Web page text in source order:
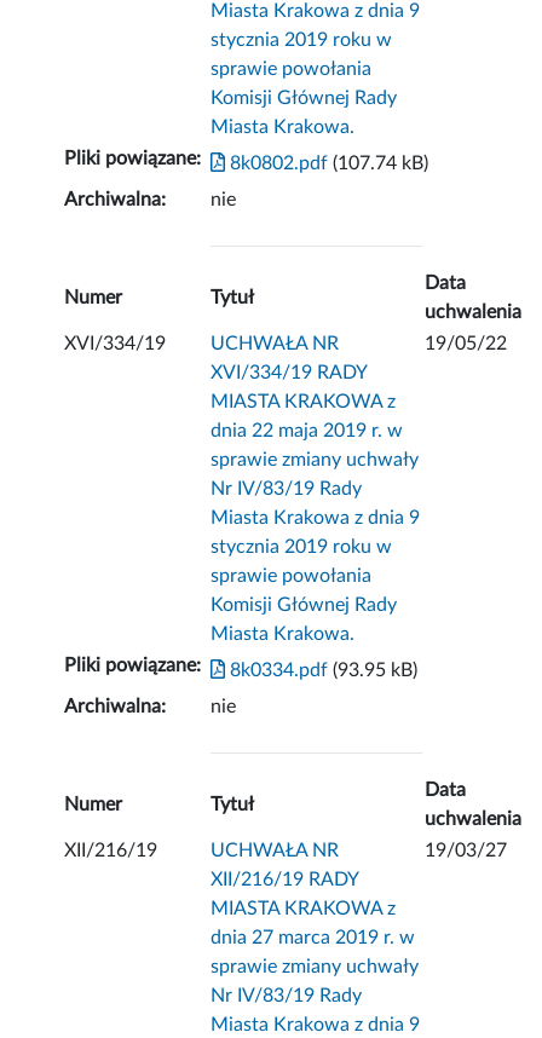
Miasta Krakowa z dnia 9
stycznia 2019 roku w
sprawie powołania
Komisji Głównej Rady
Miasta Krakowa.
Pliki powiązane: 8k0802.pdf (107.74 kB)
Archiwalna:
nie
Numer Tytuł
Data
uchwalenia
XVI/334/19
UCHWAŁA NR
XVI/334/19 RADY
MIASTA KRAKOWA z
dnia 22 maja 2019 r. w
sprawie zmiany uchwały
Nr IV/83/19 Rady
Miasta Krakowa z dnia 9
stycznia 2019 roku w
sprawie powołania
Komisji Głównej Rady
Miasta Krakowa.
19/05/22
Pliki powiązane: 8k0334.pdf (93.95 kB)
Archiwalna:
nie
Numer Tytuł
Data
uchwalenia
XII/216/19
UCHWAŁA NR
XII/216/19 RADY
MIASTA KRAKOWA z
dnia 27 marca 2019 r. w
sprawie zmiany uchwały
Nr IV/83/19 Rady
Miasta Krakowa z dnia 9
19/03/27